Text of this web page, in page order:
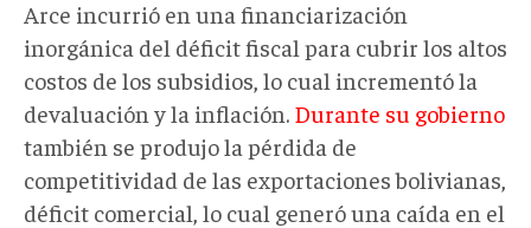
Arce incurrió en una financiarización
inorgánica del déficit fiscal para cubrir los altos
costos de los subsidios, lo cual incrementó la
devaluación y la inflación. Durante su gobierno
también se produjo la pérdida de
competitividad de las exportaciones bolivianas,
déficit comercial, lo cual generó una caída en el